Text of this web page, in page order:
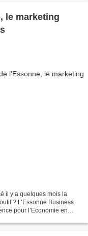
le marketing
il y a quelques mois la
? L’Essonne Business
pour l’Economie en